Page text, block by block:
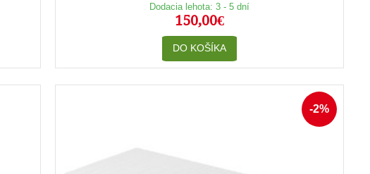
Dodacia lehota: 3 - 5 dní
150,00€
DO KOŠÍKA
-2%